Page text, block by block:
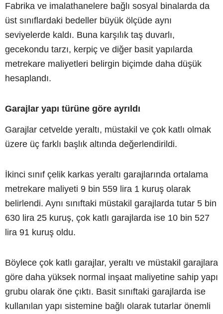
Fabrika ve imalathanelere bağlı sosyal binalarda da
üst sınıflardaki bedeller büyük ölçüde aynı
seviyelerde kaldı. Buna karşılık taş duvarlı,
gecekondu tarzı, kerpiç ve diğer basit yapılarda
metrekare maliyetleri belirgin biçimde daha düşük
hesaplandı.
Garajlar yapı türüne göre ayrıldı
Garajlar cetvelde yeraltı, müstakil ve çok katlı olmak
üzere üç farklı başlık altında değerlendirildi.
İkinci sınıf çelik karkas yeraltı garajlarında ortalama
metrekare maliyeti 9 bin 559 lira 1 kuruş olarak
belirlendi. Aynı sınıftaki müstakil garajlarda tutar 5 bin
630 lira 25 kuruş, çok katlı garajlarda ise 10 bin 527
lira 91 kuruş oldu.
Böylece çok katlı garajlar, yeraltı ve müstakil garajlara
göre daha yüksek normal inşaat maliyetine sahip yapı
grubu olarak öne çıktı. Basit sınıftaki garajlarda ise
kullanılan yapı sistemine bağlı olarak tutarlar önemli